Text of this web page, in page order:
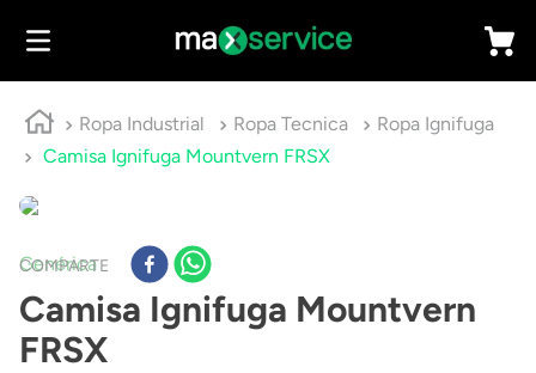
Ropa Industrial Ropa Tecnica
Ropa Ignifuga
Camisa Ignifuga Mountvern FRSX
COMPARTE
Genérica
Camisa Ignifuga Mountvern
FRSX